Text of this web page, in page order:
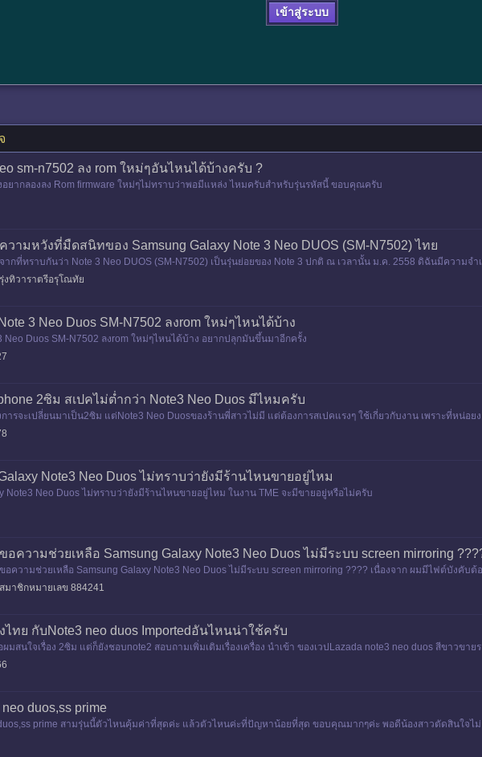
เข้าสู่ระบบ
sm-n7502 ลง rom ใหม่ๆอันไหนได้บ้างครับ ?
อยากลองลง Rom firmware ใหม่ๆไม่ทราบว่าพอมีแหล่ง ไหมครับสำหรับรุ่นรหัสนี้ ขอบคุณครับ
ความหวังที่มืดสนิทของ Samsung Galaxy Note 3 Neo DUOS (SM-N7502) ไทย
จากที่ทราบกันว่า Note 3 Neo DUOS (SM-N7502) เป็นรุ่นย่อยของ Note 3 ปกติ ณ เวลานั้น ม.ค. 2558 ดิฉันมีความจ
ตัว) และไม่อยากพก 2 เครื่อง จึงมองหามื
รุ่งทิวาราตรีอรุโณทัย
3 Neo Duos SM-N7502 ลงrom ใหม่ๆไหนได้บ้าง
Neo Duos SM-N7502 ลงrom ใหม่ๆไหนได้บ้าง อยากปลุกมันขึ้นมาอีกครั้ง
2ซิม สเปคไม่ต่ำกว่า Note3 Neo Duos มีไหมครับ
ารจะเปลี่ยนมาเป็น2ซิม แต่Note3 Neo Duosของร้านพี่สาวไม่มี แต่ต้องการสเปคแรงๆ ใช้เกี่ยวกับงาน เพราะที่หน่อ
Note3 Neo Duos ไม่ทราบว่ายังมีร้านไหนขายอยู่ไหม
Note3 Neo Duos ไม่ทราบว่ายังมีร้านไหนขายอยู่ไหม ในงาน TME จะมีขายอยู่หรือไม่ครับ
ขอความช่วยเหลือ Samsung Galaxy Note3 Neo Duos ไม่มีระบบ screen mirroring
ขอความช่วยเหลือ Samsung Galaxy Note3 Neo Duos ไม่มีระบบ screen mirroring ???? เนื่องจาก ผมมีไฟต์บังคับต้
จ้า Note3 Neo Duos มา ปัญหาคือ ผมใช้ EZCast WiF
สมาชิกหมายเลข 884241
ไทย กับNote3 neo duos Importedอันไหนน่าใช้ครับ
มสนใจเรื่อง 2ซิม แต่ก็ยังชอบnote2 สอบถามเพิ่มเติมเรื่องเครื่อง นำเข้า ของเวปLazada note3 neo duos สีขาวขา
duos,ss prime
prime สามรุ่นนี้ตัวไหนคุ้มค่าที่สุดค่ะ แล้วตัวไหนค่ะที่ปัญหาน้อยที่สุด ขอบคุณมากๆค่ะ พอดีน้องสาวตัดสินใจไ